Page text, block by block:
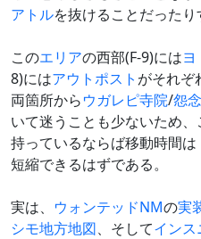
アトルを抜けることだったり
このエリアの西部(F-9)にはヨ
8)にはアウトポスト がそれぞ
両箇所からウガレピ寺院/怨
いて迷うことも少ないため
持っているならば移動時間
短縮できるはずである。
実は、 ウォンテッドNMの実
シモ地方地図、そしてインス